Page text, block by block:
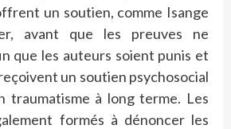
un soutien, comme Isange
avant que les preuves ne
que les auteurs soient punis et
un soutien psychosocial
traumatisme à long terme. Les
formés à dénoncer les